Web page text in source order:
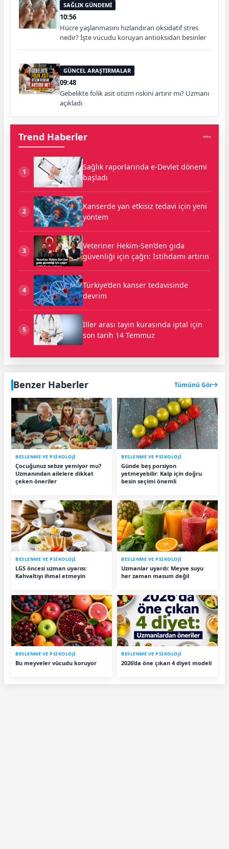
SAĞLIK GÜNDEMİ
10:56
Hücre yaşlanmasını hızlandıran oksidatif stres
nedir? İşte vücudu koruyan antioksidan besinler
GÜNCEL ARAŞTIRMALAR
09:48
Gebelikte folik asit otizm riskini artırır mı? Uzmanı
açıkladı
Trend Haberler
1
Sağlık raporlarında e-Devlet dönemi
başladı
2
Kanserde yan etkisiz tedavi için yeni
yöntem
3
Veteriner Hekim-Sen’den gıda
güvenliği için çağrı: İstihdamı artırın
4
Türkiye’den kanser tedavisinde
devrim
5
İller arası tayin kurasında iptal için
son tarih 14 Temmuz
Benzer Haberler Tümünü Gör
BESLENME VE PSİKOLOJİ
Çocuğunuz sebze yemiyor mu?
Uzmanından ailelere dikkat
çeken öneriler
BESLENME VE PSİKOLOJİ
Günde beş porsiyon
yetmeyebilir: Kalp için doğru
besin seçimi önemli
BESLENME VE PSİKOLOJİ
LGS öncesi uzman uyarısı:
Kahvaltıyı ihmal etmeyin
BESLENME VE PSİKOLOJİ
Uzmanlar uyardı: Meyve suyu
her zaman masum değil
BESLENME VE PSİKOLOJİ
Bu meyveler vücudu koruyor
BESLENME VE PSİKOLOJİ
2026’da öne çıkan 4 diyet modeli